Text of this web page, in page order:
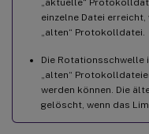
einzelne Datei
„alten“ Protokolldatei.
Die Rotationsschwelle
„alten“
werden können. Die
gelöscht, wenn das